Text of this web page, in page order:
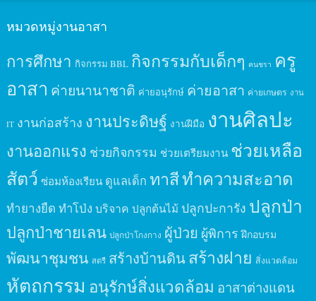
หมวดหมู่งานอาสา
การศึกษา กิจกรรม BBL กิจกรรมกับเด็กๆ คนชรา ครู
อาสา ค่ายนานาชาติ ค่ายอนุรักษ์ ค่ายอาสา ค่ายเกษตร งาน
IT งานก่อสร้าง งานประดิษฐ์ งานฝีมือ งานศิลปะ
งานออกแรง ช่วยกิจกรรม ช่วยเตรียมงาน ช่วยเหลือ
สัตว์ ซ่อมห้องเรียน ดูแลเด็ก ทาสีทำความสะอาด
ทำยางยืด ทำโป่ง บริจาค ปลูกต้นไม้ ปลูกปะการัง ปลูกป่า
ปลูกป่าชายเลน ปลูกป่าโกงกาง ผู้ป่วย ผู้พิการ ฝึกอบรม
พัฒนาชุมชน สตรี สร้างบ้านดินสร้างฝาย สิ่งแวดล้อม
หัตถกรรม อนุรักษ์สิ่งแวดล้อม อาสาต่างแดน